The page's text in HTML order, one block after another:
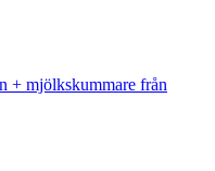
+ mjölkskummare från